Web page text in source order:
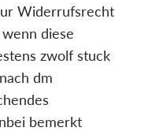
Widerrufsrecht
diese
zwolf stuck
dm
bemerkt